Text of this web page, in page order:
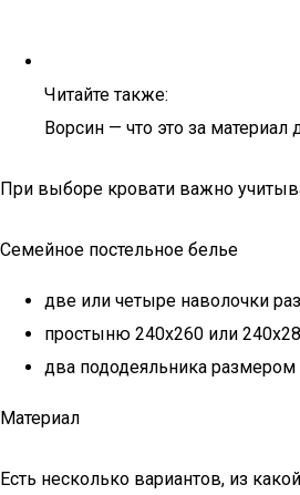
Читайте также:
Ворсин — что это за материал
При выборе кровати важно
Семейное постельное белье
две или четыре наволочки
простыню 240х260 или
два пододеяльника размером
Материал
Есть несколько вариантов, из